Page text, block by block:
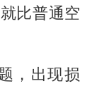
比普通空
，出现损